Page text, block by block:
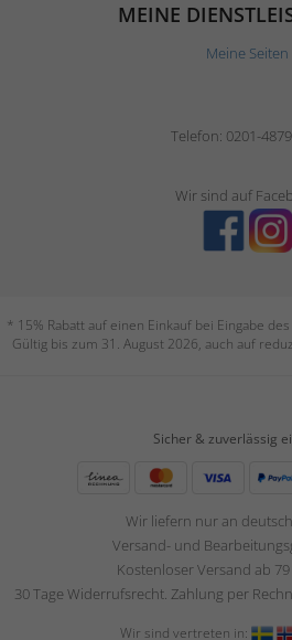
MEINE
Meine Seiten
Telefon: 0201-
Wir sind auf
* 15% Rabatt auf einen Einkauf bei Eingabe
Gültig bis zum 31. August 2026, auch auf
Sicher & zuverlässig
Wir liefern nur an
Versand- und
Kostenloser Versand ab
30 Tage Widerrufsrecht. Zahlung per
Wir sind vertreten in: